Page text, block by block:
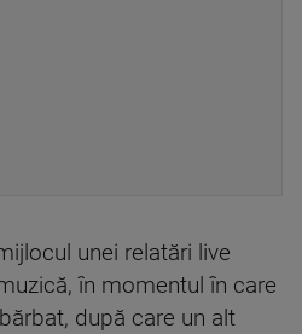
unei relatări live
în momentul în care
după care un alt